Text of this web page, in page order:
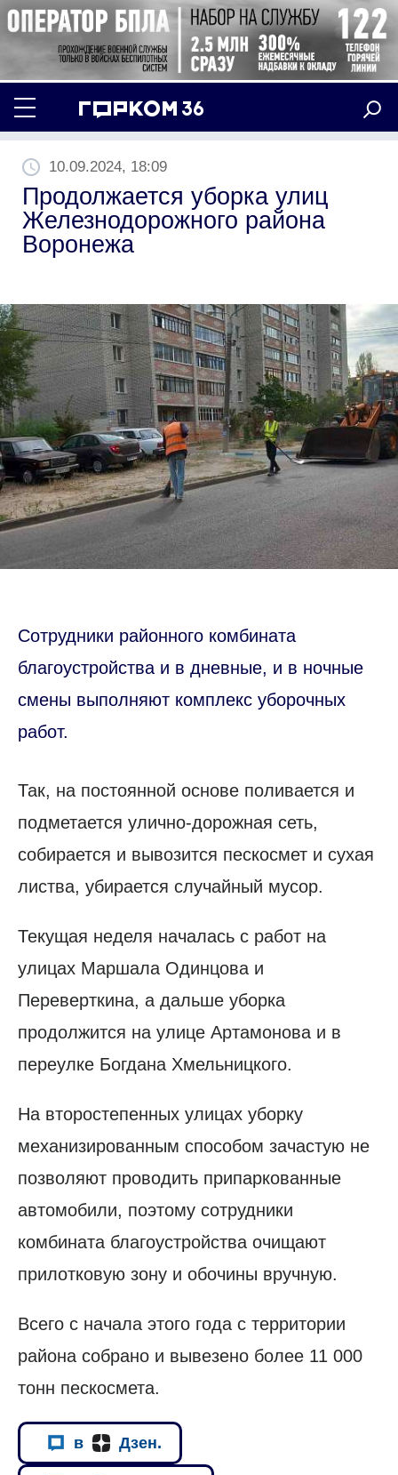
10.09.2024, 18:09
Продолжается уборка улиц
Железнодорожного района
Воронежа
Сотрудники районного комбината
благоустройства и в дневные, и в ночные
смены выполняют комплекс уборочных
работ.
Так, на постоянной основе поливается и
подметается улично-дорожная сеть,
собирается и вывозится пескосмет и сухая
листва, убирается случайный мусор.
Текущая неделя началась с работ на
улицах Маршала Одинцова и
Переверткина, а дальше уборка
продолжится на улице Артамонова и в
переулке Богдана Хмельницкого.
На второстепенных улицах уборку
механизированным способом зачастую не
позволяют проводить припаркованные
автомобили, поэтому сотрудники
комбината благоустройства очищают
прилотковую зону и обочины вручную.
Всего с начала этого года с территории
района собрано и вывезено более 11 000
тонн пескосмета.
в Дзен.